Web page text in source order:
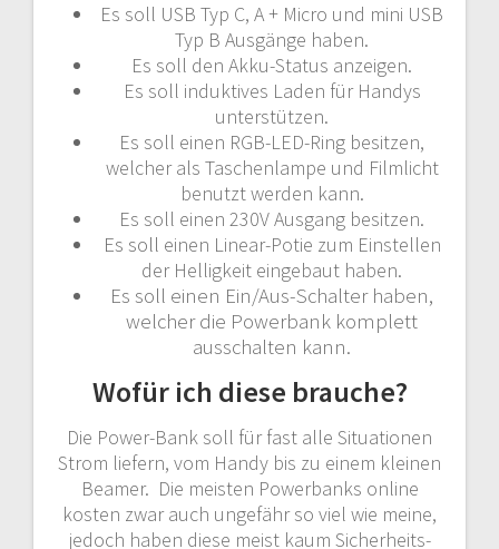
Es soll USB Typ C, A + Micro und mini USB
Typ B Ausgänge haben.
Es soll den Akku-Status anzeigen.
Es soll induktives Laden für Handys
unterstützen.
Es soll einen RGB-LED-Ring besitzen,
welcher als Taschenlampe und Filmlicht
benutzt werden kann.
Es soll einen 230V Ausgang besitzen.
Es soll einen Linear-Potie zum Einstellen
der Helligkeit eingebaut haben.
Es soll einen Ein/Aus-Schalter haben,
welcher die Powerbank komplett
ausschalten kann.
Wofür ich diese brauche?
Die Power-Bank soll für fast alle Situationen
Strom liefern, vom Handy bis zu einem kleinen
Beamer. Die meisten Powerbanks online
kosten zwar auch ungefähr so viel wie meine,
jedoch haben diese meist kaum Sicherheits-